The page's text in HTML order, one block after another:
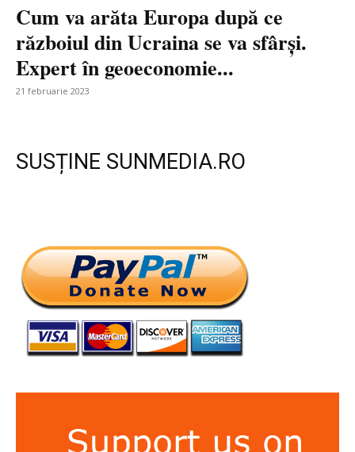
Cum va arăta Europa după ce
războiul din Ucraina se va sfârși.
Expert în geoeconomie...
21 februarie 2023
SUSȚINE SUNMEDIA.RO